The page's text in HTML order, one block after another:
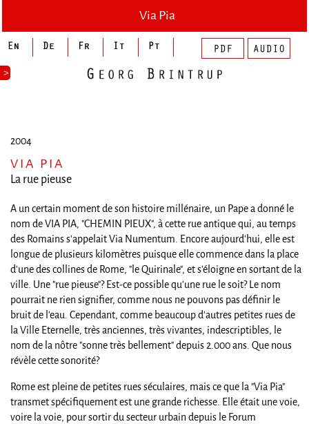
>
Via Pia
2004
VIA PIA
La rue pieuse
A un certain moment de son histoire millénaire, un Pape a donné le
nom de VIA PIA, "CHEMIN PIEUX", à cette rue antique qui, au temps
des Romains s'appelait Via Numentum. Encore aujourd'hui, elle est
longue de plusieurs kilomètres puisque elle commence dans la place
d'une des collines de Rome, "le Quirinale", et s'éloigne en sortant de la
ville. Une "rue pieuse"? Est-ce possible qu'une rue le soit? Le nom
pourrait ne rien signifier, comme nous ne pouvons pas définir le
bruit de l'eau. Cependant, comme beaucoup d'autres petites rues de
la Ville Eternelle, très anciennes, très vivantes, indescriptibles, le
nom de la nôtre "sonne très bellement" depuis 2.000 ans. Que nous
révèle cette sonorité?
Rome est pleine de petites rues séculaires, mais ce que la "Via Pia"
transmet spécifiquement est une grande richesse. Elle était une voie,
voire la voie, pour sortir du secteur urbain depuis le Forum